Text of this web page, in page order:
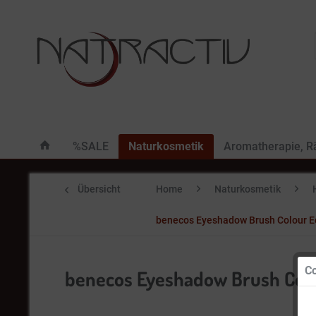
%SALE Naturkosmetik Aromatherapie,
Übersicht Home Naturkosmetik
benecos Eyeshadow Brush Colour
benecos Eyeshadow Brush